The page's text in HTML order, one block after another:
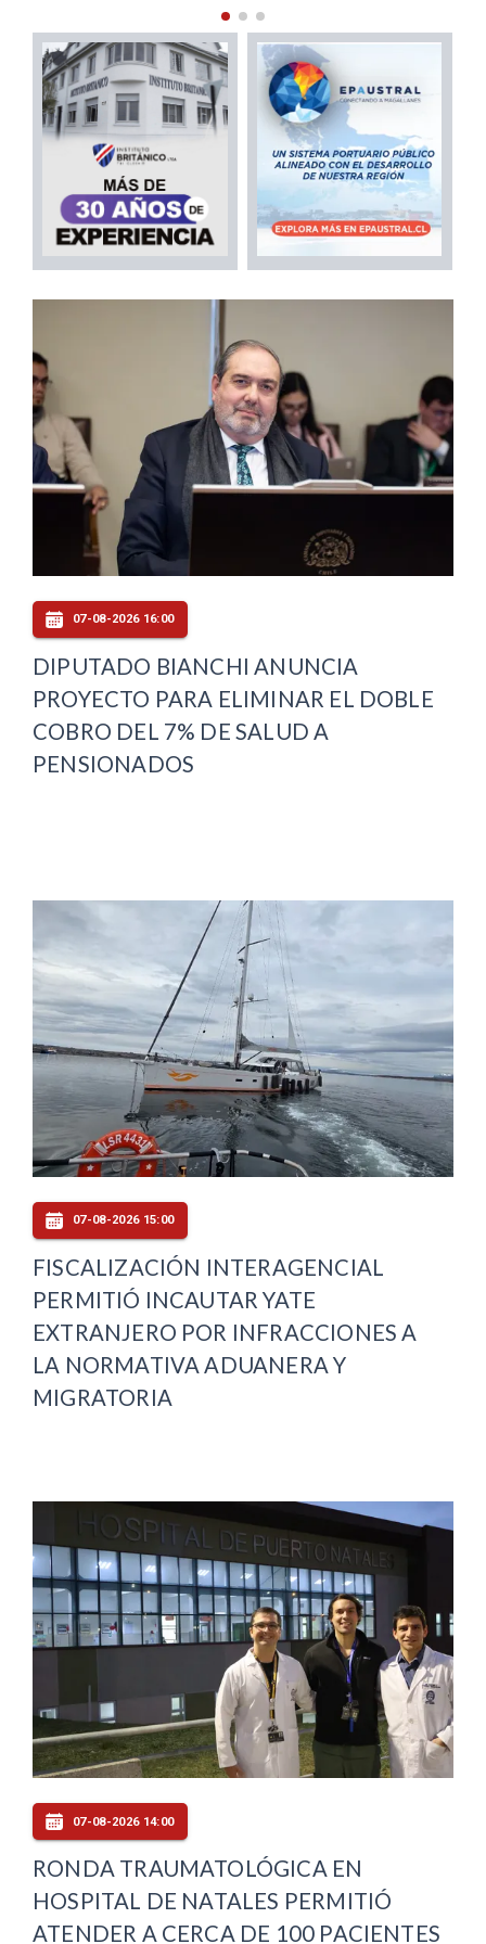
07-08-2026 16:00
DIPUTADO BIANCHI ANUNCIA
PROYECTO PARA ELIMINAR EL DOBLE
COBRO DEL 7% DE SALUD A
PENSIONADOS
07-08-2026 15:00
FISCALIZACIÓN INTERAGENCIAL
PERMITIÓ INCAUTAR YATE
EXTRANJERO POR INFRACCIONES A
LA NORMATIVA ADUANERA Y
MIGRATORIA
07-08-2026 14:00
RONDA TRAUMATOLÓGICA EN
HOSPITAL DE NATALES PERMITIÓ
ATENDER A CERCA DE 100 PACIENTES